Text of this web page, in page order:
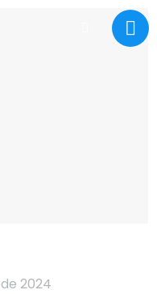
2024